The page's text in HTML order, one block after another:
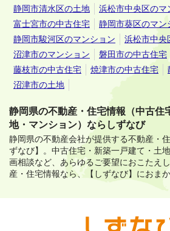
静岡市清水区の土地
浜松市中央区のマ
富士宮市の中古住宅
静岡市葵区のマン
静岡市駿河区のマンション
浜松市中央
沼津市のマンション
磐田市の中古住宅
藤枝市の中古住宅
焼津市の中古住宅
沼津市の土地
静岡県の不動産・住宅情報（中古住
地・マンション）ならしずなび
静岡県の不動産会社が提供する不動産・
ずなび】。 中古住宅・新築一戸建て・土
画相談など、あらゆるご要望におこたえし
産・住宅情報なら、【しずなび】におまか